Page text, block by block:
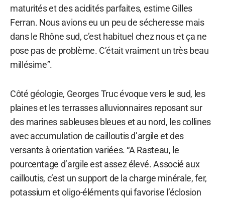
maturités et des acidités parfaites, estime Gilles
Ferran. Nous avions eu un peu de sécheresse mais
dans le Rhône sud, c’est habituel chez nous et ça ne
pose pas de problème. C’était vraiment un très beau
millésime”.
Côté géologie, Georges Truc évoque vers le sud, les
plaines et les terrasses alluvionnaires reposant sur
des marines sableuses bleues et au nord, les collines
avec accumulation de cailloutis d’argile et des
versants à orientation variées. “A Rasteau, le
pourcentage d’argile est assez élevé. Associé aux
cailloutis, c’est un support de la charge minérale, fer,
potassium et oligo-éléments qui favorise l’éclosion